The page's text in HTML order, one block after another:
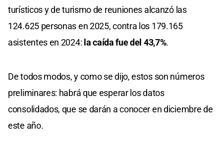
turísticos y de turismo de reuniones alcanzó las
124.625 personas en 2025, contra los 179.165
asistentes en 2024: la caída fue del 43,7%.
De todos modos, y como se dijo, estos son números
preliminares: habrá que esperar los datos
consolidados, que se darán a conocer en diciembre de
este año.